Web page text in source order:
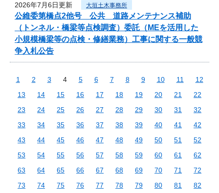
2026年7月6日更新 大垣土木事務所
公維委第橋点2他号 公共 道路メンテナンス補助
（トンネル・橋梁等点検調査）委託（MEを活用した
小規模橋梁等の点検・修繕業務）工事に関する一般競
争入札公告
1 2 3 4 5 6 7 8 9 10 11
12
13
14 15 16 17 18 19 20 21
22
23
24 25 26 27 28 29 30 31
32
33
34 35 36 37 38 39 40 41
42
43
44 45 46 47 48 49 50 51
52
53
54 55 56 57 58 59 60 61
62
63
64 65 66 67 68 69 70 71
72
73
74 75 76 77 78 79 80 81
82